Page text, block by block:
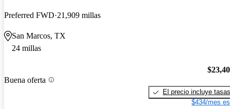
Preferred FWD 21,909 millas
San Marcos, TX
24 millas
Buena oferta
El precio incluye tasas
$434/mes